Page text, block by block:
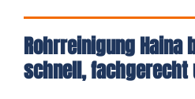
Rohrreinigung Haina
schnell, fachgerecht